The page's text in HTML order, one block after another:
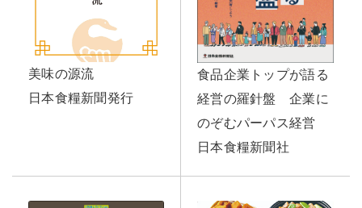
美味の源流
日本食糧新聞発行
食品企業トップが語る
経営の羅針盤 企業に
のぞむパーパス経営
日本食糧新聞社